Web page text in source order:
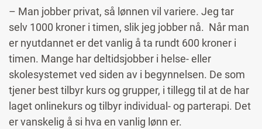
– Man jobber privat, så lønnen vil variere. Jeg tar
selv 1000 kroner i timen, slik jeg jobber nå. Når man
er nyutdannet er det vanlig å ta rundt 600 kroner i
timen. Mange har deltidsjobber i helse- eller
skolesystemet ved siden av i begynnelsen. De som
tjener best tilbyr kurs og grupper, i tillegg til at de har
laget onlinekurs og tilbyr individual- og parterapi. Det
er vanskelig å si hva en vanlig lønn er.